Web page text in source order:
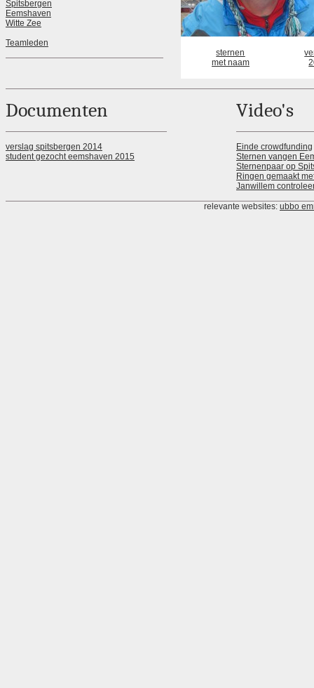
Spitsbergen
Eemshaven
Witte Zee
Teamleden
sternen
met naam
Documenten
verslag spitsbergen 2014
student gezocht eemshaven 2015
Video's
Einde crowdfunding
Sternen vangen
Sternenpaar op
Ringen gemaakt
Janwillem
relevante websites: ubbo